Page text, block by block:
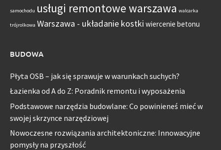
samochodu usługi remontowe warszawa walcarka
trójrolkowa Warszawa - układanie kostki wiercenie betonu
BUDOWA
Płyta OSB – jak się sprawuje w warunkach suchych?
Łazienka od A do Z: Poradnik remontu i wyposażenia
Podstawowe narzędzia budowlane: Co powinieneś mieć w
swojej skrzynce narzędziowej
Nowoczesne rozwiązania architektoniczne: Innowacyjne
pomysły na przyszłość